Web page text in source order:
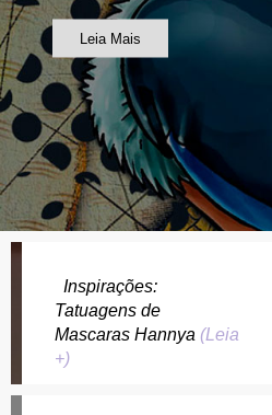
Leia Mais
Inspirações:
Tatuagens de
Mascaras Hannya (Leia
+)